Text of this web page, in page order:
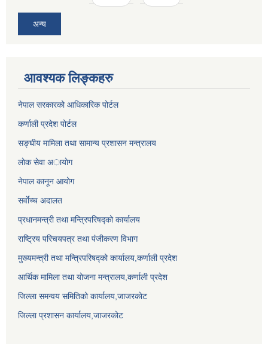
अन्य
आवश्यक लिङ्कहरु
नेपाल सरकारको आधिकारिक पोर्टल
कर्णाली प्रदेश पोर्टल
सङ्घीय मामिला तथा सामान्य प्रशासन मन्त्रालय
लाेक सेवा अायाेग
नेपाल कानून आयोग
सर्वाेच्च अदालत
प्रधानमन्त्री तथा मन्त्रिपरिषद्को कार्यालय
राष्ट्रिय परिचयपत्र तथा पंजीकरण विभाग
मुख्यमन्त्री तथा मन्त्रिपरिषद्को कार्यालय,कर्णाली प्रदेश
आर्थिक मामिला तथा योजना मन्त्रालय,कर्णाली प्रदेश
जिल्ला समन्वय समितिको कार्यालय,जाजरकाेट
जिल्ला प्रशासन कार्यालय,जाजरकोट